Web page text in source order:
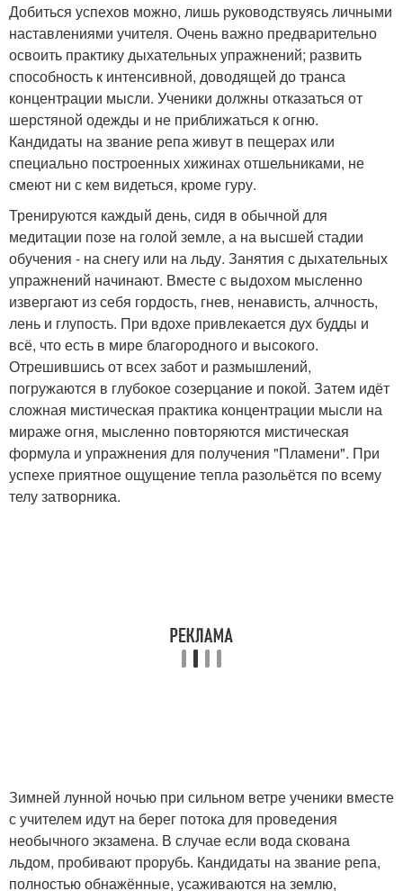
Добиться успехов можно, лишь руководствуясь личными
наставлениями учителя. Очень важно предварительно
освоить практику дыхательных упражнений; развить
способность к интенсивной, доводящей до транса
концентрации мысли. Ученики должны отказаться от
шерстяной одежды и не приближаться к огню.
Кандидаты на звание репа живут в пещерах или
специально построенных хижинах отшельниками, не
смеют ни с кем видеться, кроме гуру.
Тренируются каждый день, сидя в обычной для
медитации позе на голой земле, а на высшей стадии
обучения - на снегу или на льду. Занятия с дыхательных
упражнений начинают. Вместе с выдохом мысленно
извергают из себя гордость, гнев, ненависть, алчность,
лень и глупость. При вдохе привлекается дух будды и
всё, что есть в мире благородного и высокого.
Отрешившись от всех забот и размышлений,
погружаются в глубокое созерцание и покой. Затем идёт
сложная мистическая практика концентрации мысли на
мираже огня, мысленно повторяются мистическая
формула и упражнения для получения "Пламени". При
успехе приятное ощущение тепла разольётся по всему
телу затворника.
Зимней лунной ночью при сильном ветре ученики вместе
с учителем идут на берег потока для проведения
необычного экзамена. В случае если вода скована
льдом, пробивают прорубь. Кандидаты на звание репа,
полностью обнажённые, усаживаются на землю,